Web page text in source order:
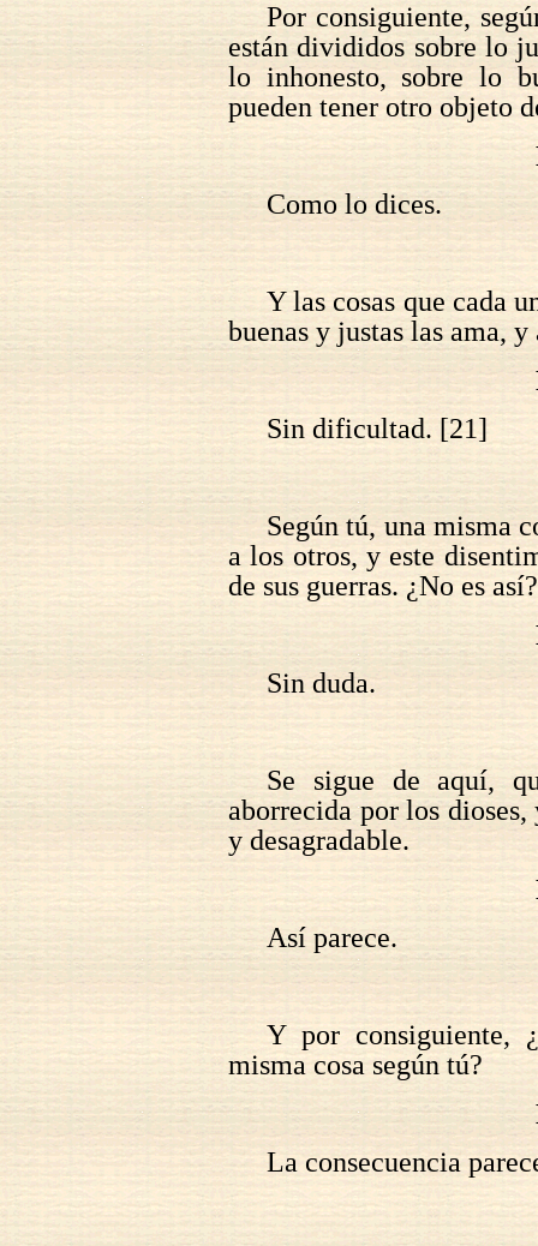
Por consiguiente,
están divididos sobre lo
lo inhonesto, sobre lo
pueden tener otro objeto
Como lo dices.
Y las cosas que cada
buenas y justas las ama,
Sin dificultad. [21]
Según tú, una misma
a los otros, y este
de sus guerras. ¿No es así?
Sin duda.
Se sigue de aquí,
aborrecida por los
y desagradable.
Así parece.
Y por consiguiente,
misma cosa según tú?
La consecuencia